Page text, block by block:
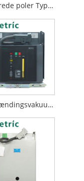
Indlejrede poler Type VCB
Højspændingsvakuumafbryder